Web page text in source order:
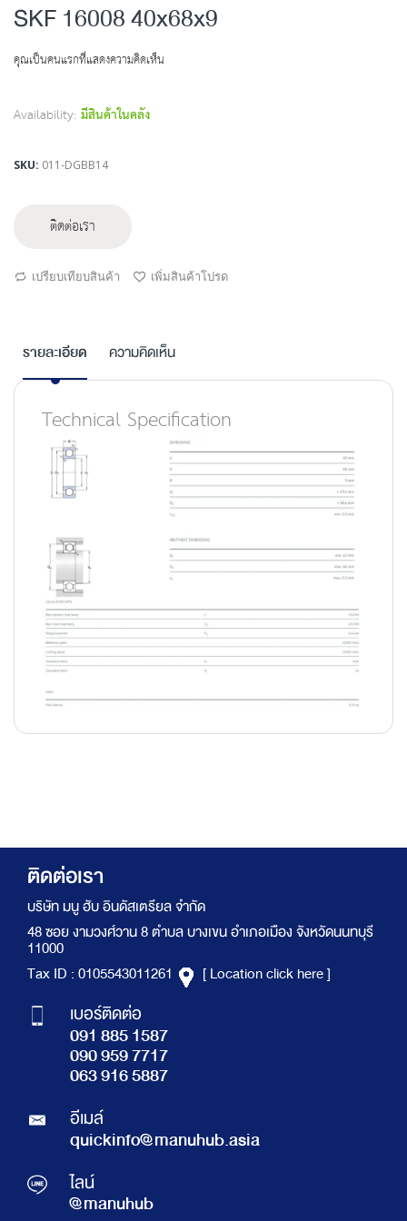
to
the
SKF 16008 40x68x9
คุณเป็นคนแรกที่แสดงความคิดเห็น
Availability: มีสินค้าในคลัง
SKU 011-DGBB14
ติดต่อเรา
เปรียบเทียบสินค้า เพิ่มสินค้าโปรด
รายละเอียด
Technical Specification
ความคิดเห็น
ติดต่อเรา
บริษัท มนู ฮับ อินดัสเตรียล จำกัด
48 ซอย งามวงศ์วาน 8 ตำบล บางเขน อำเภอเมือง จังหวัดนนทบุรี
11000
Tax ID : 0105543011261
[ Location click here ]
เบอร์ติดต่อ
091 885 1587
090 959 7717
063 916 5887
อีเมล์
quickinfo@manuhub.asia
ไลน์
@manuhub